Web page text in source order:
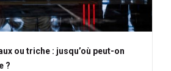
ou triche : jusqu’où peut-on
?